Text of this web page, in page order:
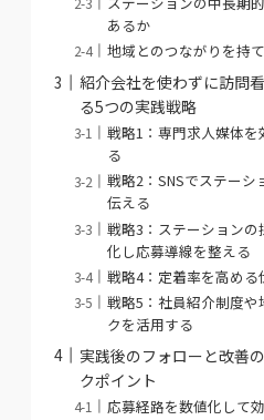
あるか
地域とのつながりを持
紹介会社を使わずに訪問
る5つの実践戦略
戦略1：専門求人媒体を
る
戦略2：SNSでステーシ
伝える
戦略3：ステーションの
化し応募導線を整える
戦略4：定着率を高める
戦略5：社員紹介制度や
クを活用する
実践後のフォローと改善
クポイント
応募経路を数値化して